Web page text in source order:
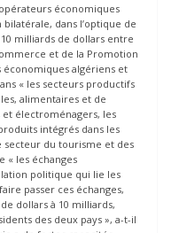
économiques
dans l’optique de
milliards de dollars entre
et de la Promotion
algériens et
« les secteurs productifs
alimentaires et de
électroménagers, les
intégrés dans les
secteur du tourisme et des
« les échanges
politique qui lie les
passer ces échanges,
dollars à 10 milliards,
des deux pays », a-t-il